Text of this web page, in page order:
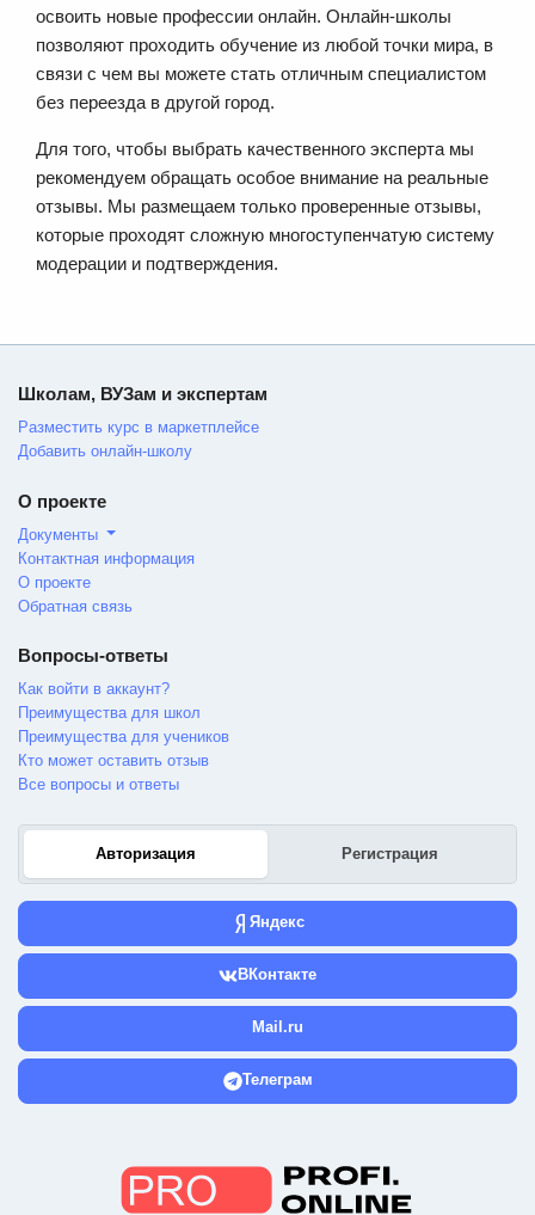
освоить новые профессии онлайн. Онлайн-школы
позволяют проходить обучение из любой точки мира, в
связи с чем вы можете стать отличным специалистом
без переезда в другой город.
Для того, чтобы выбрать качественного эксперта мы
рекомендуем обращать особое внимание на реальные
отзывы. Мы размещаем только проверенные отзывы,
которые проходят сложную многоступенчатую систему
модерации и подтверждения.
Школам, ВУЗам и экспертам
Разместить курс в маркетплейсе
Добавить онлайн-школу
О проекте
Документы
Контактная информация
О проекте
Обратная связь
Вопросы-ответы
Как войти в аккаунт?
Преимущества для школ
Преимущества для учеников
Кто может оставить отзыв
Все вопросы и ответы
Авторизация Регистрация
Яндекс
ВКонтакте
Mail.ru
Телеграм